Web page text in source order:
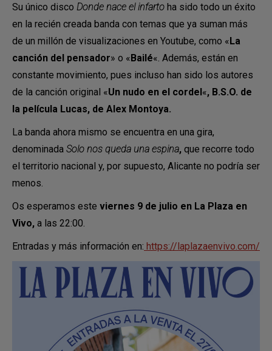
Su único disco Donde nace el infarto ha sido todo un éxito
en la recién creada banda con temas que ya suman más
de un millón de visualizaciones en Youtube, como «La
canción del pensador» o «Bailé«. Además, están en
constante movimiento, pues incluso han sido los autores
de la canción original «Un nudo en el cordel«, B.S.O. de
la película Lucas, de Alex Montoya.
La banda ahora mismo se encuentra en una gira,
denominada Solo nos queda una espina, que recorre todo
el territorio nacional y, por supuesto, Alicante no podría ser
menos.
Os esperamos este viernes 9 de julio en La Plaza en
Vivo, a las 22:00.
Entradas y más información en: https://laplazaenvivo.com/